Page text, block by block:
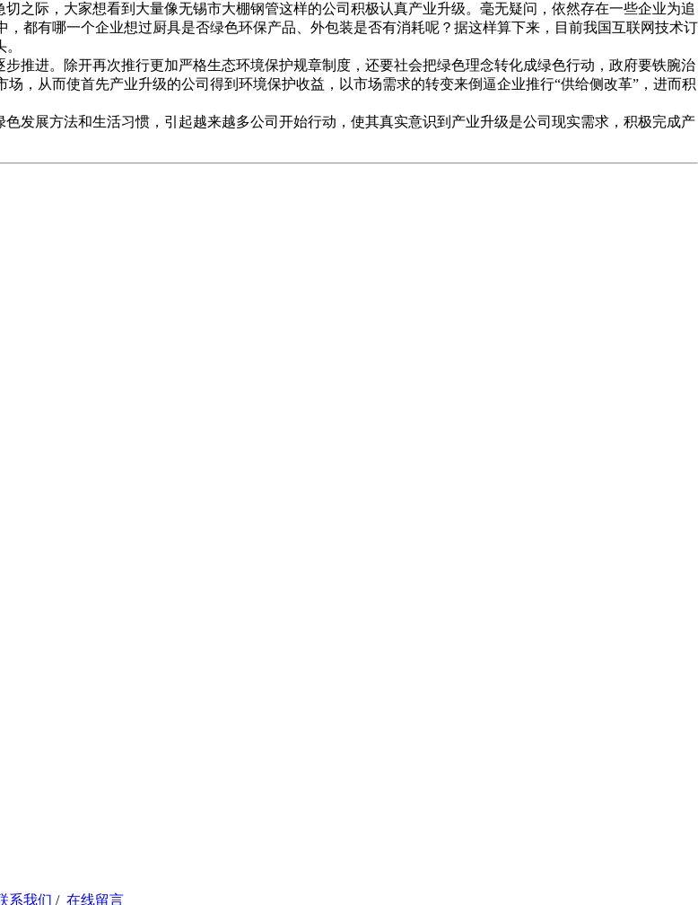
之际，大家想看到大量像无锡市大棚钢管这样的公司积极认真产业升级。毫无疑问，依然存在一些企业为追
都有哪一个企业想过厨具是否绿色环保产品、外包装是否有消耗呢？据这样算下来，目前我国互联网技术订
推进。除开再次推行更加严格生态环境保护规章制度，还要社会把绿色理念转化成绿色行动，政府要铁腕治
，从而使首先产业升级的公司得到环境保护收益，以市场需求的转变来倒逼企业推行“供给侧改革”，进而积
发展方法和生活习惯，引起越来越多公司开始行动，使其真实意识到产业升级是公司现实需求，积极完成产
系我们 / 在线留言